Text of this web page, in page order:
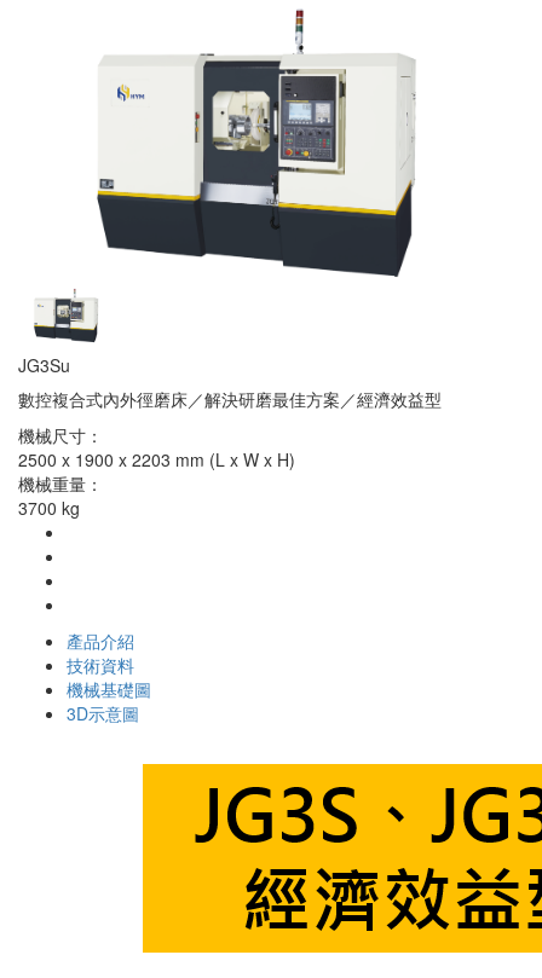
JG3Su
數控複合式內外徑磨床／解決研磨最佳方案／經濟效益型
機械尺寸：
2500 x 1900 x 2203 mm (L x W x H)
機械重量：
3700 kg
產品介紹
技術資料
機械基礎圖
3D示意圖